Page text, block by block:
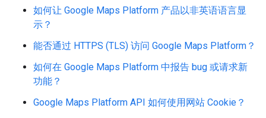
如何让 Google Maps Platform 产品以非英语语言显
示？
能否通过 HTTPS (TLS) 访问 Google Maps Platform？
如何在 Google Maps Platform 中报告 bug 或请求新
功能？
Google Maps Platform API 如何使用网站 Cookie？